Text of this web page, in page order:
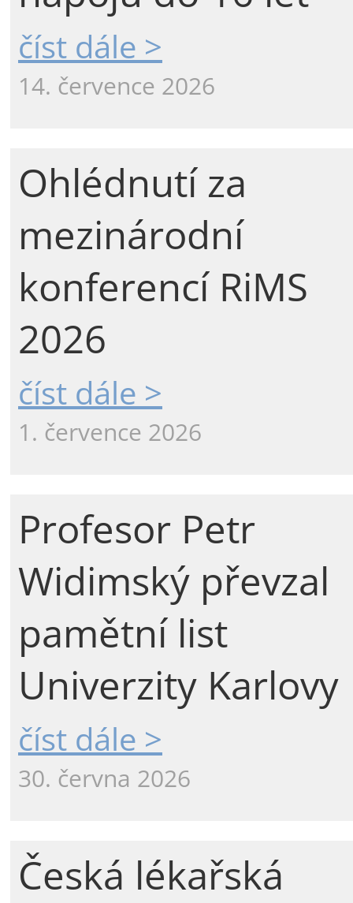
číst dále >
14. července 2026
Ohlédnutí za
mezinárodní
konferencí RiMS
2026
číst dále >
1. července 2026
Profesor Petr
Widimský převzal
pamětní list
Univerzity Karlovy
číst dále >
30. června 2026
Česká lékařská